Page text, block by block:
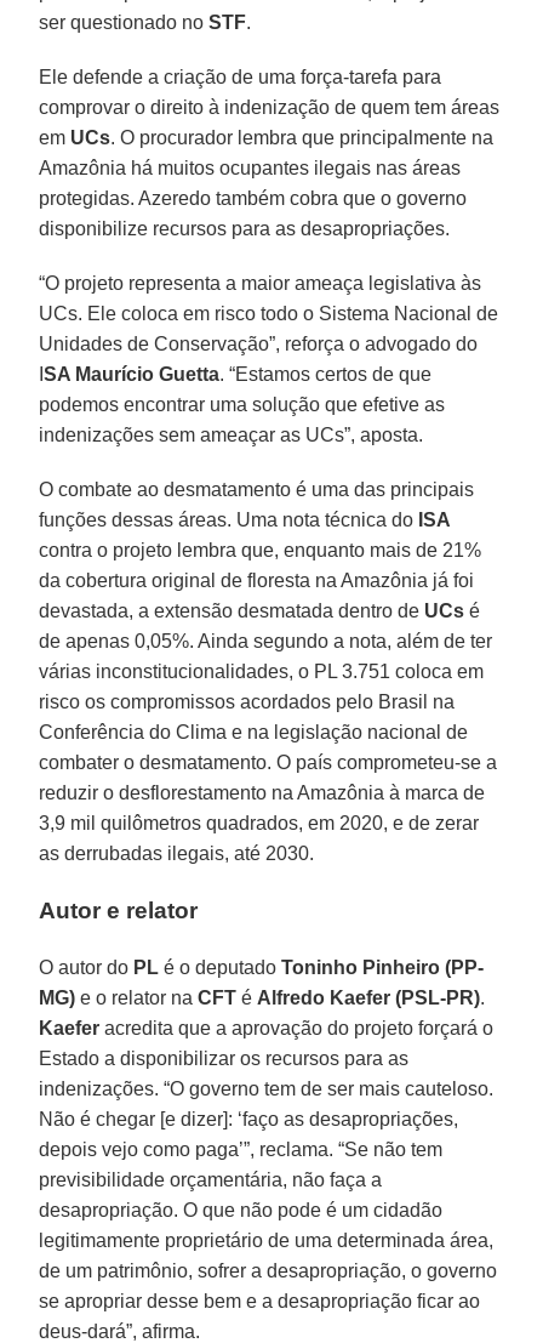
ser questionado noSTF.
Ele defende a criação de uma força-tarefa para
comprovar o direito à indenização de quem tem áreas
em UCs. O procurador lembra que principalmente na
Amazônia há muitos ocupantes ilegais nas áreas
protegidas. Azeredo também cobra que o governo
disponibilize recursos para as desapropriações.
“O projeto representa a maior ameaça legislativa às
UCs. Ele coloca em risco todo o Sistema Nacional de
Unidades de Conservação”, reforça o advogado do
ISA Maurício Guetta. “Estamos certos de que
podemos encontrar uma solução que efetive as
indenizações sem ameaçar as UCs”, aposta.
O combate ao desmatamento é uma das principais
funções dessas áreas. Uma nota técnica do ISA
contra o projeto lembra que, enquanto mais de 21%
da cobertura original de floresta na Amazônia já foi
devastada, a extensão desmatada dentro de UCs é
de apenas 0,05%. Ainda segundo a nota, além de ter
várias inconstitucionalidades, o PL 3.751 coloca em
risco os compromissos acordados pelo Brasil na
Conferência do Clima e na legislação nacional de
combater o desmatamento. O país comprometeu-se a
reduzir o desflorestamento na Amazônia à marca de
3,9 mil quilômetros quadrados, em 2020, e de zerar
as derrubadas ilegais, até 2030.
Autor e relator
O autor do PL é o deputadoToninho Pinheiro (PP-
MG) e o relator naCFT é Alfredo Kaefer (PSL-PR).
Kaefer acredita que a aprovação do projeto forçará o
Estado a disponibilizar os recursos para as
indenizações. “O governo tem de ser mais cauteloso.
Não é chegar [e dizer]: ‘faço as desapropriações,
depois vejo como paga’”, reclama. “Se não tem
previsibilidade orçamentária, não faça a
desapropriação. O que não pode é um cidadão
legitimamente proprietário de uma determinada área,
de um patrimônio, sofrer a desapropriação, o governo
se apropriar desse bem e a desapropriação ficar ao
deus-dará”, afirma.